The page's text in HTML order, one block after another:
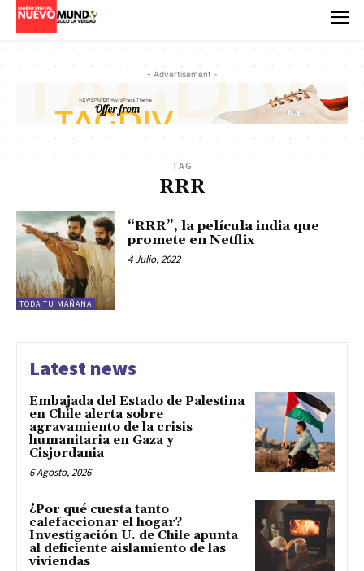
- Advertisement -
TAG
RRR
TODA TU MAÑANA
“RRR”, la película india que
promete en Netflix
4 Julio, 2022
Latest news
Embajada del Estado de Palestina
en Chile alerta sobre
agravamiento de la crisis
humanitaria en Gaza y
Cisjordania
6 Agosto, 2026
¿Por qué cuesta tanto
calefaccionar el hogar?
Investigación U. de Chile apunta
al deficiente aislamiento de las
viviendas